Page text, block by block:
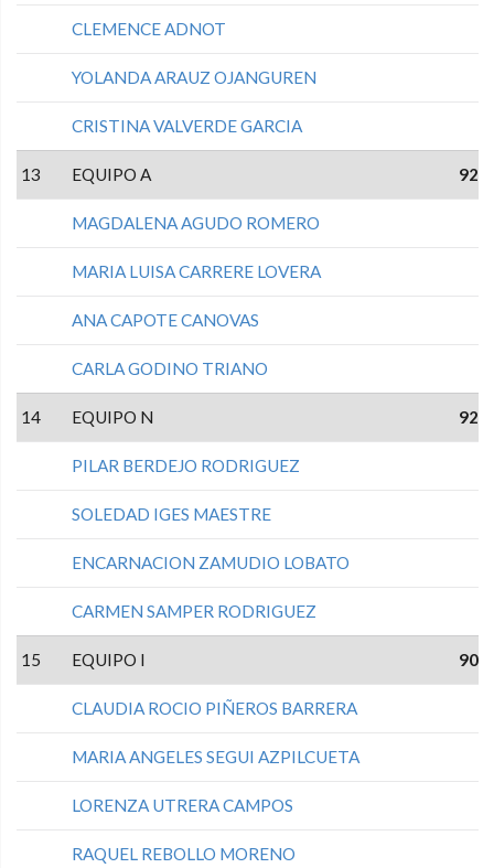
CLEMENCE ADNOT
YOLANDA ARAUZ OJANGUREN
CRISTINA VALVERDE GARCIA
13 EQUIPO A 92
MAGDALENA AGUDO ROMERO
MARIA LUISA CARRERE LOVERA
ANA CAPOTE CANOVAS
CARLA GODINO TRIANO
14 EQUIPO N 92
PILAR BERDEJO RODRIGUEZ
SOLEDAD IGES MAESTRE
ENCARNACION ZAMUDIO LOBATO
CARMEN SAMPER RODRIGUEZ
15 EQUIPO I 90
CLAUDIA ROCIO PIÑEROS BARRERA
MARIA ANGELES SEGUI AZPILCUETA
LORENZA UTRERA CAMPOS
RAQUEL REBOLLO MORENO